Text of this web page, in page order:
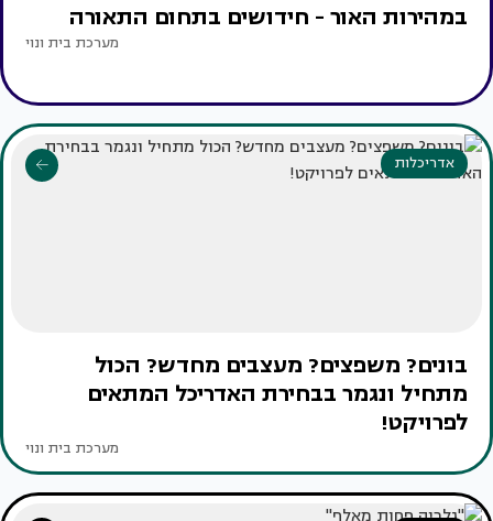
במהירות האור - חידושים בתחום התאורה
מערכת בית ונוי
אדריכלות
בונים? משפצים? מעצבים מחדש? הכול
מתחיל ונגמר בבחירת האדריכל המתאים
לפרויקט!
מערכת בית ונוי